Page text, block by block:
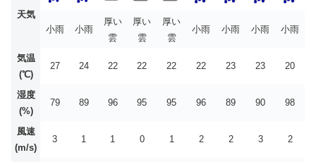
天気
小雨
小雨
厚い
雲
厚い
雲
厚い
雲
小雨 小雨 小雨 小雨
気温
(℃)
27 24 22 22 22 22 23 23 20
湿度
(%)
79 89 96 95 95 96 89 90 98
風速
(m/s)
3 1 1 0 1 2 2 3 2